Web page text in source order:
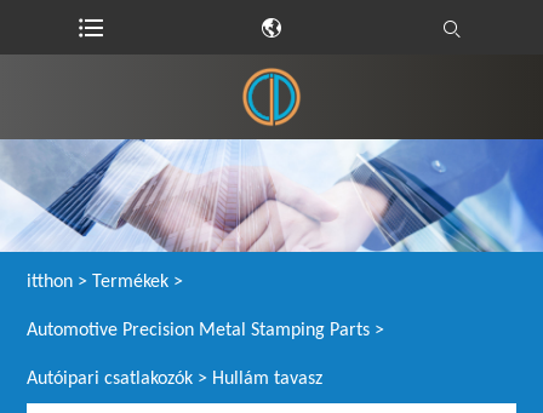
itthon > Termékek >
Automotive Precision Metal Stamping Parts >
Autóipari csatlakozók > Hullám tavasz